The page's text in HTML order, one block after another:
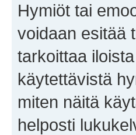
Hymiöt tai
voidaan esitää
tarkoittaa
käytettävistä
miten näitä
helposti